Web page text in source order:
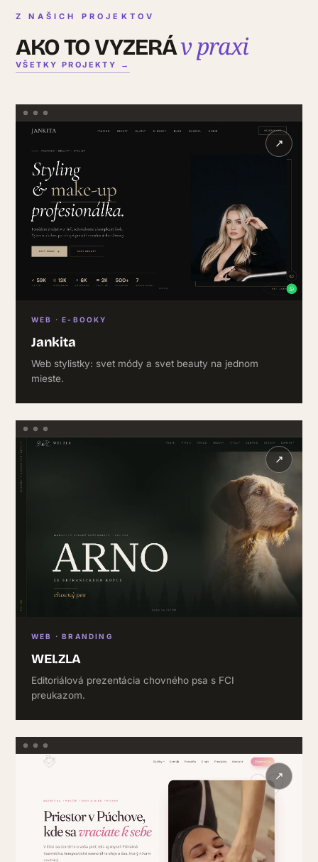
Z NAŠICH PROJEKTOV
AKO TO VYZERÁv praxi
VŠETKY PROJEKTY →
↗
WEB · E-BOOKY
Jankita
Web stylistky: svet módy a svet beauty na jednom
mieste.
↗
WEB · BRANDING
WEI.ZLA
Editoriálová prezentácia chovného psa s FCI
preukazom.
↗